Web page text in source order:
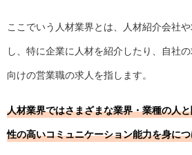
ここでいう人材業界とは、人材紹介会社
し、特に企業に人材を紹介したり、自社
向けの営業職の求人を指します。
人材業界ではさまざまな業界・業種の人
性の高いコミュニケーション能力を身に